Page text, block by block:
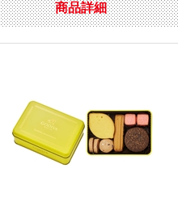
商品詳細